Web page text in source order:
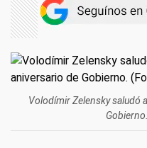
Volodímir Zelensky saludó